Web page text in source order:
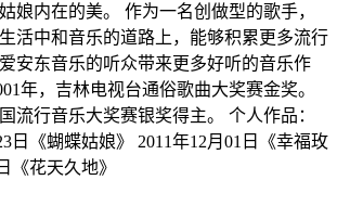
娘内在的美。 作为一名创做型的歌手，
活中和音乐的道路上，能够积累更多流行
安东音乐的听众带来更多好听的音乐作
年，吉林电视台通俗歌曲大奖赛金奖。
流行音乐大奖赛银奖得主。 个人作品：
日《蝴蝶姑娘》 2011年12月01日《幸福玫
《花天久地》